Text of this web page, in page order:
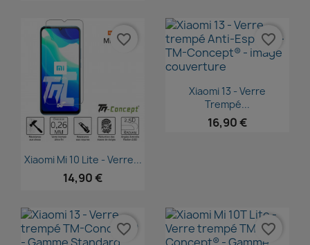
Aperçu rapide
Xiaomi Mi 10 Lite - Verre...
14,90 €
favorite_border
Aperçu rapide
Xiaomi 13 - Verre
Trempé...
16,90 €
favorite_border
favorite_border favorite_border